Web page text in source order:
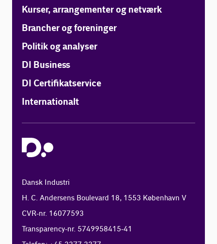
Kurser, arrangementer og netværk
Brancher og foreninger
Politik og analyser
DI Business
DI Certifikatservice
Internationalt
Dansk Industri
H. C. Andersens Boulevard 18, 1553 København V
CVR-nr. 16077593
Transparency-nr. 5749958415-41